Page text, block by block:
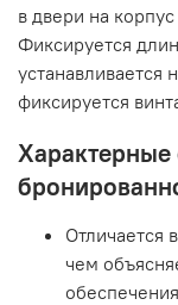
в двери на
Фиксируется
фиксируется
Характерные
Отличается
чем